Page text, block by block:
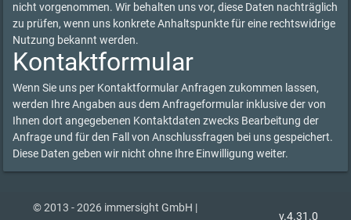
nicht vorgenommen. Wir behalten uns vor, diese Daten nachträglich
zu prüfen, wenn uns konkrete Anhaltspunkte für eine rechtswidrige
Nutzung bekannt werden.
Kontaktformular
Wenn Sie uns per Kontaktformular Anfragen zukommen lassen,
werden Ihre Angaben aus dem Anfrageformular inklusive der von
Ihnen dort angegebenen Kontaktdaten zwecks Bearbeitung der
Anfrage und für den Fall von Anschlussfragen bei uns gespeichert.
Diese Daten geben wir nicht ohne Ihre Einwilligung weiter.
© 2013 - 2026 immersight GmbH |
v.4.31.0